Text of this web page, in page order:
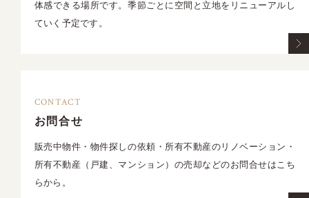
体感できる場所です。季節ごとに空間と立地をリニューアルし
ていく予定です。
CONTACT
お問合せ
販売中物件・物件探しの依頼・所有不動産のリノベーション・
所有不動産（戸建、マンション）の売却などのお問合せはこち
らから。